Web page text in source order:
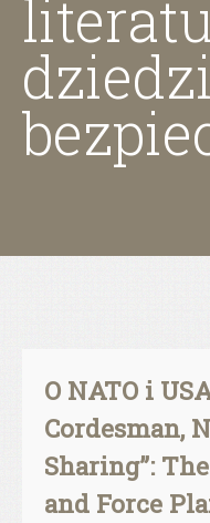
O NATO i
Cordesman,
Sharing”:
and Force